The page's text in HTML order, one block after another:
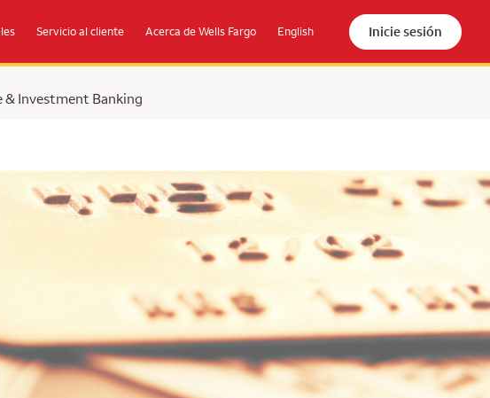
Servicio al cliente Acerca de Wells Fargo English Inicie sesión
& Investment Banking